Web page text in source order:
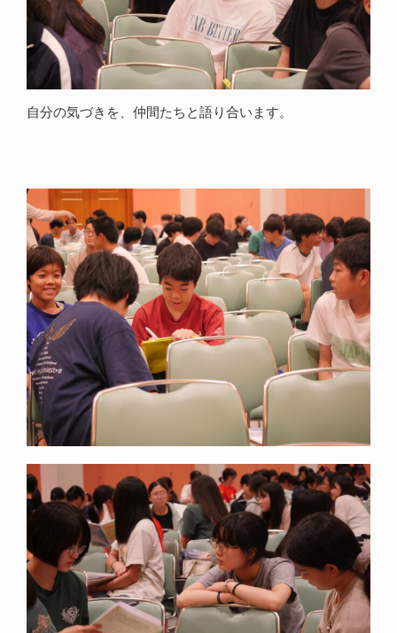
自分の気づきを、仲間たちと語り合います。